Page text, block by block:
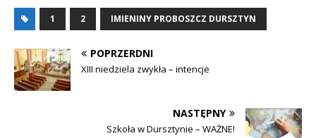
1 2 IMIENINY PROBOSZCZ DURSZTYN
POPRZERDNI
XIII niedziela zwykła – intencje
NASTĘPNY
Szkoła w Dursztynie – WAŻNE!